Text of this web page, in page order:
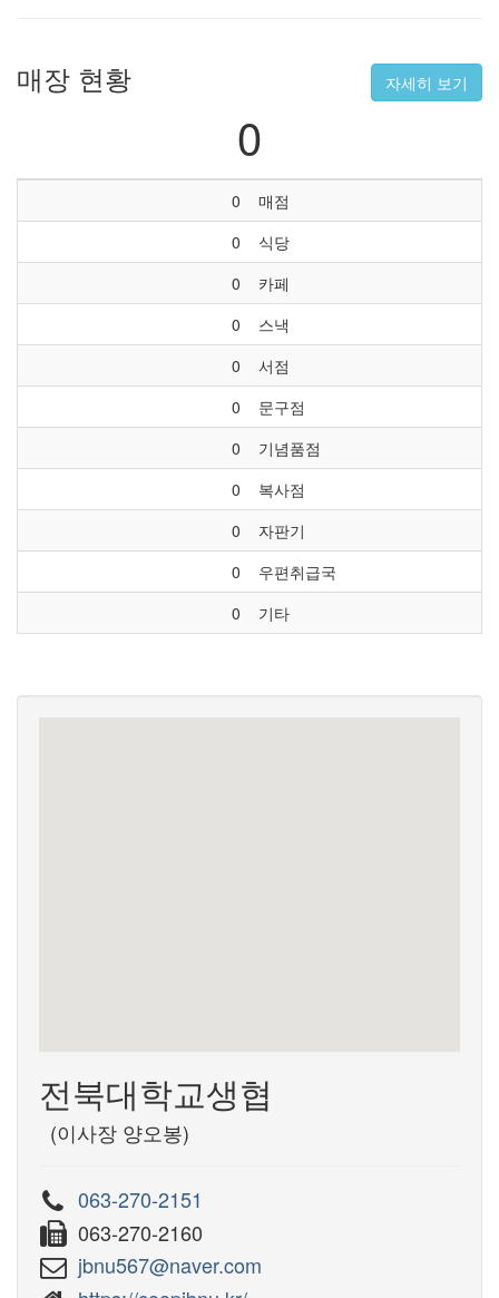
자세히 보기
매장 현황
0
0
매점
0
식당
0
카페
0
스낵
0
서점
0
문구점
0
기념품점
0
복사점
0
자판기
0
우편취급국
0
기타
전북대학교생협
(이사장 양오봉)
063-270-2151
063-270-2160
jbnu567@naver.com